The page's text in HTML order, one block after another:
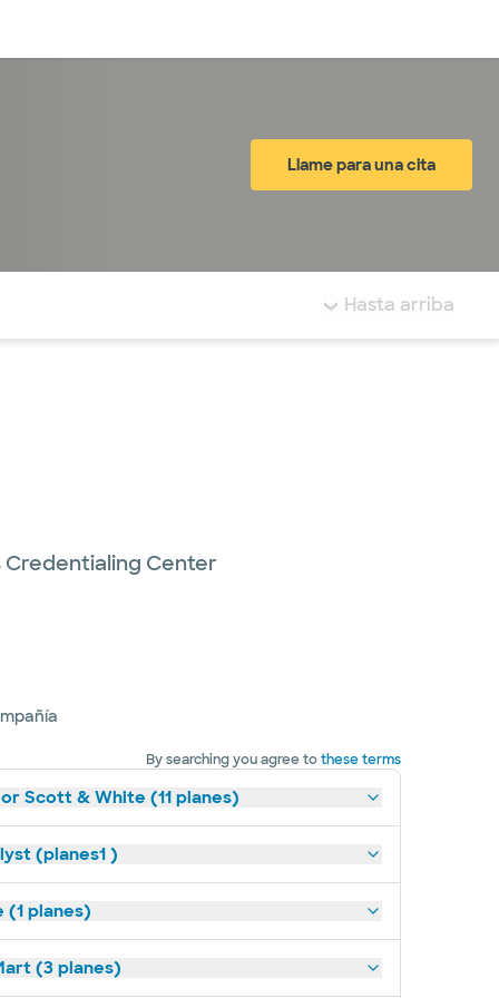
Llame para una cita
Hasta arriba
Center
By searching you agree tothese terms
Scott & White (11 planes)
(planes1 )
(1 planes)
(3 planes)